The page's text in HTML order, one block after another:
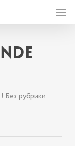
Menu
! Без рубрики